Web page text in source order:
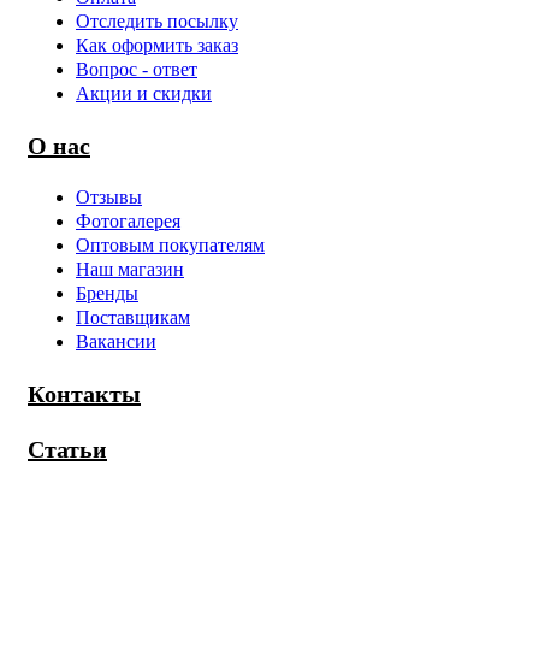
Отследить посылку
Как оформить заказ
Вопрос - ответ
Акции и скидки
О нас
Отзывы
Фотогалерея
Оптовым покупателям
Наш магазин
Бренды
Поставщикам
Вакансии
Контакты
Статьи